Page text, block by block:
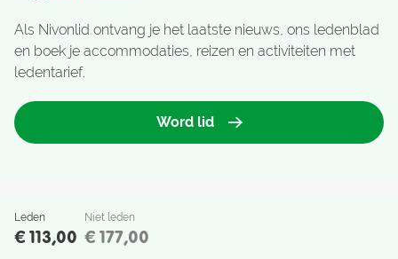
Leden
€ 113,00
Niet leden
€ 177,00
Als Nivonlid ontvang je het laatste nieuws, ons ledenblad
en boek je accommodaties, reizen en activiteiten met
ledentarief.
Word lid
Nivon Natuurvrienden Copyright